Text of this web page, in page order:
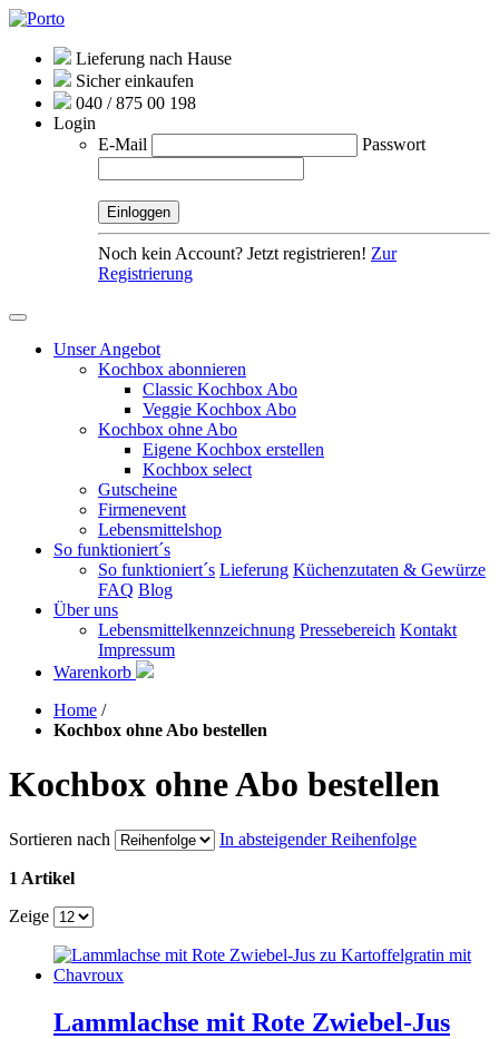
Lieferung nach Hause
Sicher einkaufen
040 / 875 00 198
Login
E-Mail
Passwort
Noch kein Account? Jetzt registrieren! Zur
Registrierung
Unser Angebot
Kochbox abonnieren
Classic Kochbox Abo
Veggie Kochbox Abo
Kochbox ohne Abo
Eigene Kochbox erstellen
Kochbox select
Gutscheine
Firmenevent
Lebensmittelshop
So funktioniert´s
So funktioniert´s Lieferung Küchenzutaten & Gewürze
FAQ Blog
Über uns
Lebensmittelkennzeichnung Pressebereich Kontakt
Impressum
Warenkorb
Home /
Kochbox ohne Abo bestellen
Kochbox ohne Abo bestellen
Sortieren nach In absteigender Reihenfolge
1 Artikel
Zeige
Lammlachse mit Rote Zwiebel-Jus